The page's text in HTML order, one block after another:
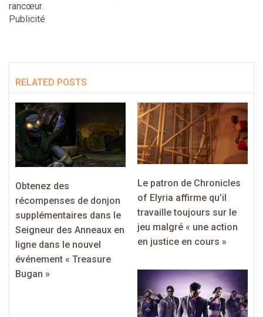
rancœur.
Publicité
RELATED POSTS
Obtenez des
récompenses de donjon
supplémentaires dans le
Seigneur des Anneaux en
ligne dans le nouvel
événement « Treasure
Bugan »
Le patron de Chronicles
of Elyria affirme qu’il
travaille toujours sur le
jeu malgré « une action
en justice en cours »